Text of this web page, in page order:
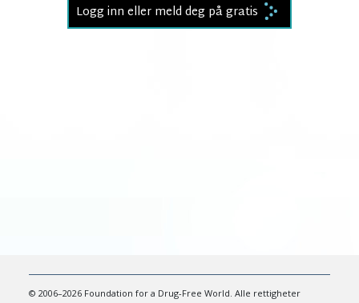
Logg inn eller meld deg på gratis
© 2006–2026 Foundation for a Drug-Free World. Alle rettigheter